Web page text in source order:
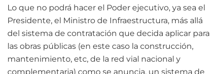
Lo que no podrá hacer el Poder ejecutivo, ya sea el
Presidente, el Ministro de Infraestructura, más allá
del sistema de contratación que decida aplicar para
las obras públicas (en este caso la construcción,
mantenimiento, etc, de la red vial nacional y
complementaria) como se anuncia, un sistema de